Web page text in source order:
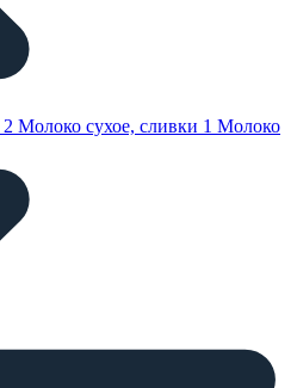
2 Молоко сухое, сливки 1 Молоко